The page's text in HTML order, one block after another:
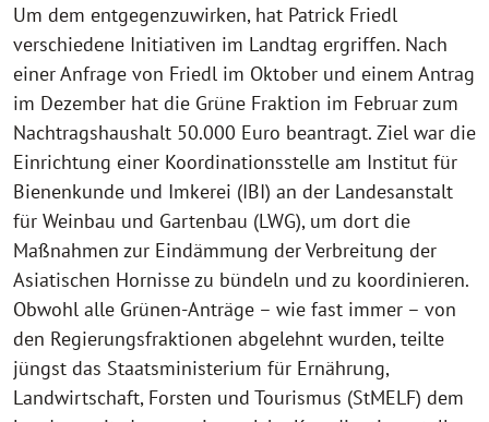
Um dem entgegenzuwirken, hat Patrick Friedl
verschiedene Initiativen im Landtag ergriffen. Nach
einer Anfrage von Friedl im Oktober und einem Antrag
im Dezember hat die Grüne Fraktion im Februar zum
Nachtragshaushalt 50.000 Euro beantragt. Ziel war die
Einrichtung einer Koordinationsstelle am Institut für
Bienenkunde und Imkerei (IBI) an der Landesanstalt
für Weinbau und Gartenbau (LWG), um dort die
Maßnahmen zur Eindämmung der Verbreitung der
Asiatischen Hornisse zu bündeln und zu koordinieren.
Obwohl alle Grünen-Anträge – wie fast immer – von
den Regierungsfraktionen abgelehnt wurden, teilte
jüngst das Staatsministerium für Ernährung,
Landwirtschaft, Forsten und Tourismus (StMELF) dem